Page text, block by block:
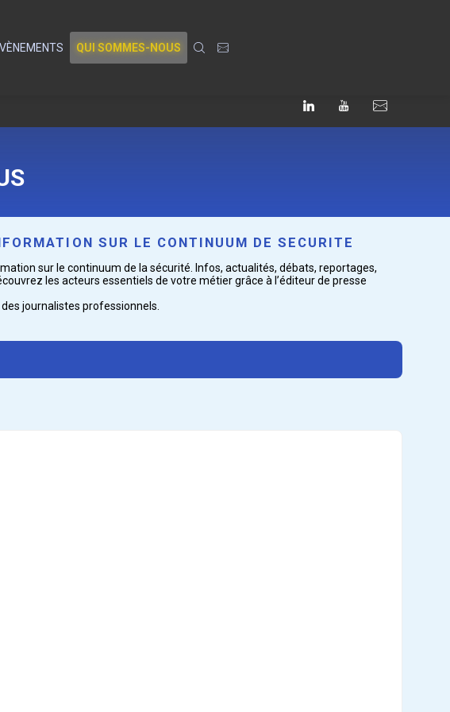
QUI SOMMES-NOUS
SUR LE CONTINUUM DE SECURITE
sur le continuum de la sécurité. Infos, actualités, débats, reportages,
les acteurs essentiels de votre métier grâce à l’éditeur de presse
journalistes professionnels.